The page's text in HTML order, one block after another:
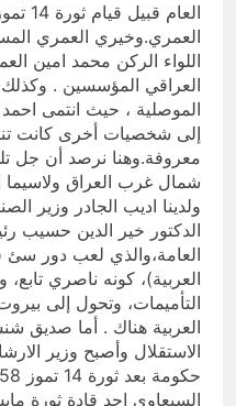
العمري.وخيري العمري
اللواء الركن محمد امين
العراقي المؤسسين .
الموصلية ، حيث انتمى
إلى شخصيات أخرى كانت
معروفة.وهنا نرصد أن جل
شمال غرب العراق ولاسيما
ولدينا اديب الجادر وزير
الدكتور خير الدين حسيب
العامة،والذي لعب دور سئ
العربية)، كونه ناصري
التأميمات، وتحول إلى
العربية هناك . أما صديق
الاستقلال وأصبح وزير